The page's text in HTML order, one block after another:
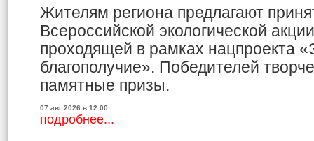
Жителям региона предлагают
Всероссийской экологической
проходящей в рамках нацпроекта
благополучие». Победителей
памятные призы.
07 авг 2026 в 12:00
подробнее...